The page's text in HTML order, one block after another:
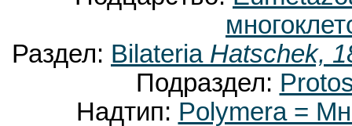
Раздел: Bilateria Hatschek,
Подраздел:
Надтип: Polymera =